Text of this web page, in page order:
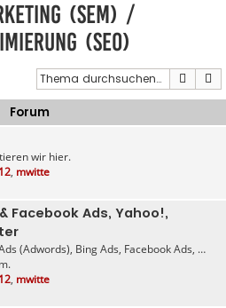
(SEM) /
(SEO)
Suche
Forum
wir hier.
, mwitte
Facebook Ads, Yahoo!,
(Adwords), Bing Ads, Facebook Ads, …
, mwitte